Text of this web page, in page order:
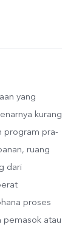
yang
kurang
program pra-
ruang
dari
proses
atau